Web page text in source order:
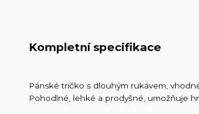
Kompletní specifikace
Pánské tričko s dlouhým rukávem,
Pohodlné, lehké a prodyšné, umožňuje